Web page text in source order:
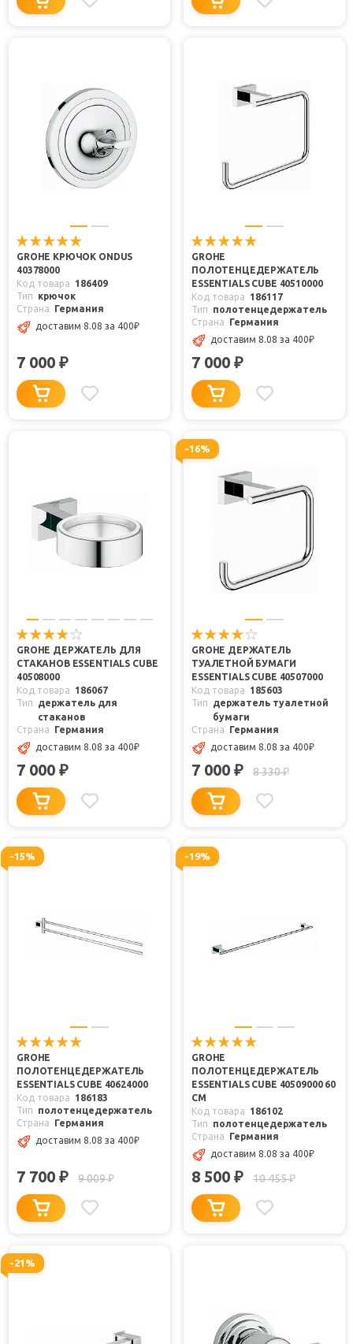
GROHE КРЮЧОК ONDUS
40378000
Код товара
186409
Тип
крючок
Страна
Германия
доставим 8.08 за 400₽
7 000 ₽
GROHE
ПОЛОТЕНЦЕДЕРЖАТЕЛЬ
ESSENTIALS CUBE 40510000
Код товара
186117
Тип
полотенцедержатель
Страна
Германия
доставим 8.08 за 400₽
7 000 ₽
GROHE ДЕРЖАТЕЛЬ ДЛЯ
СТАКАНОВ ESSENTIALS CUBE
40508000
Код товара
186067
Тип
держатель для
стаканов
Страна
Германия
доставим 8.08 за 400₽
7 000 ₽
-16%
GROHE ДЕРЖАТЕЛЬ
ТУАЛЕТНОЙ БУМАГИ
ESSENTIALS CUBE 40507000
Код товара
185603
Тип
держатель туалетной
бумаги
Страна
Германия
доставим 8.08 за 400₽
7 000 ₽ 8 330₽
-15%
GROHE
ПОЛОТЕНЦЕДЕРЖАТЕЛЬ
ESSENTIALS CUBE 40624000
Код товара
186183
Тип
полотенцедержатель
Страна
Германия
доставим 8.08 за 400₽
7 700 ₽ 9 009₽
-19%
GROHE
ПОЛОТЕНЦЕДЕРЖАТЕЛЬ
ESSENTIALS CUBE 40509000 60
СМ
Код товара
186102
Тип
полотенцедержатель
Страна
Германия
доставим 8.08 за 400₽
8 500 ₽ 10 455₽
-21%